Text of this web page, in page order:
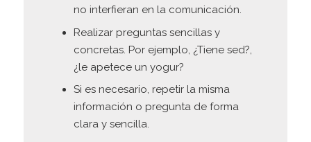
no interfieran en la comunicación.
Realizar preguntas sencillas y
concretas. Por ejemplo, ¿Tiene sed?,
¿le apetece un yogur?
Si es necesario, repetir la misma
información o pregunta de forma
clara y sencilla.